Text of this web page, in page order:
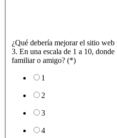
¿Qué debería mejorar el sitio
3. En una escala de 1 a 10,
familiar o amigo? (*)
1
2
3
4